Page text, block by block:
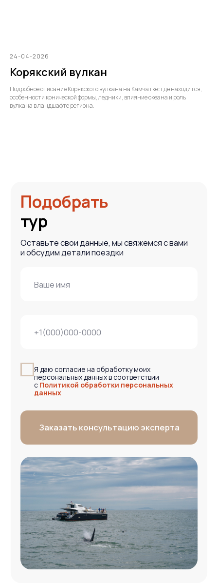
24-04-2026
Корякский вулкан
Подробное описание Корякского вулкана на Камчатке: где находится,
особенности конической формы, ледники, влияние океана и роль
вулкана в ландшафте региона.